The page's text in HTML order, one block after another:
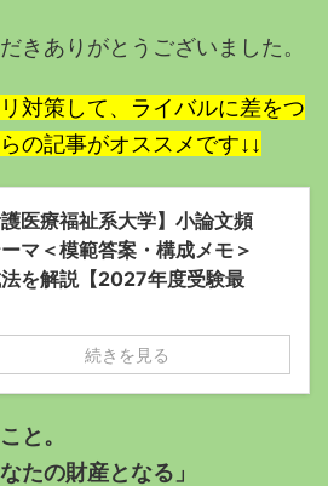
きありがとうございました。
対策して、ライバルに差をつ
の記事がオススメです↓↓
護医療福祉系大学】小論文頻
マ＜模範答案・構成メモ＞
を解説【2027年度受験最
続きを見る
と。
たの財産となる」